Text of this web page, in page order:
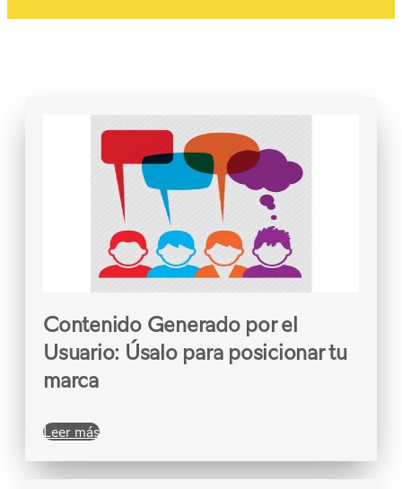
Contenido Generado por el
Usuario: Úsalo para posicionar tu
marca
Leer más